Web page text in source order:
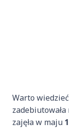
Warto
zajęła w maju